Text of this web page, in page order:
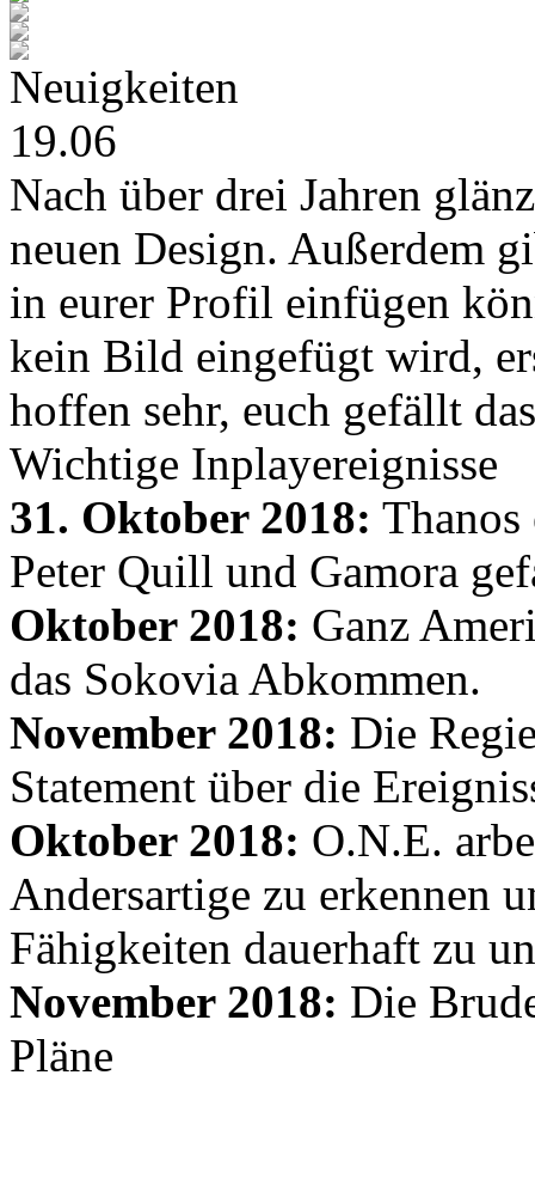
Neuigkeiten
19.06
Nach über drei Jahren
neuen Design. Außerdem
in eurer Profil einfügen
kein Bild eingefügt wird,
hoffen sehr, euch gefällt
Wichtige Inplayereignisse
31. Oktober 2018:
Peter Quill und Gamora
Oktober 2018: Ganz
das Sokovia Abkommen.
November 2018: Die
Statement über die
Oktober 2018: O.N.E.
Andersartige zu erkennen
Fähigkeiten dauerhaft zu
November 2018: Die
Pläne